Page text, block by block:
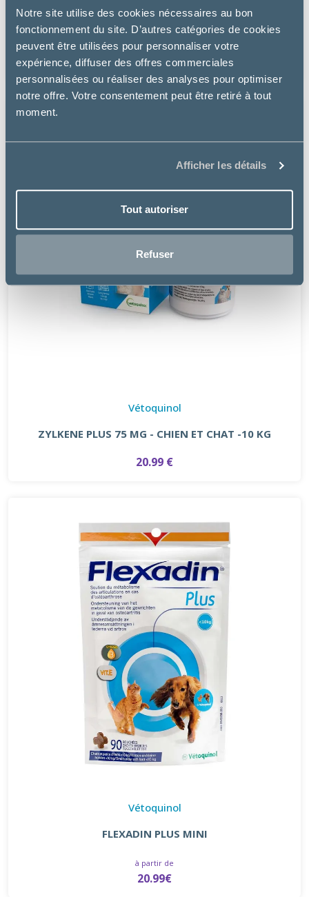
Notre site utilise des cookies nécessaires au bon
fonctionnement du site. D’autres catégories de cookies
peuvent être utilisées pour personnaliser votre
expérience, diffuser des offres commerciales
personnalisées ou réaliser des analyses pour optimiser
notre offre. Votre consentement peut être retiré à tout
moment.
Afficher les détails
Tout autoriser
Refuser
ZYLKENE 225 MG - CHIEN 10 À 30KG
à partir de
29.99€
Vétoquinol
ZYLKENE PLUS 75 MG - CHIEN ET CHAT -10 KG
20.99 €
Vétoquinol
FLEXADIN PLUS MINI
à partir de
20.99€